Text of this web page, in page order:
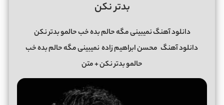
بدتر نکن
دانلود آهنگ نمیبینی مگه حالم بده خب حالمو بدتر نکن
دانلود آهنگ محسن ابراهیم زادهنمیبینی مگه حالم بده خب
حالمو بدتر نکن + متن